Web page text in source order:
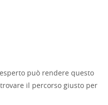
può rendere questo
il percorso giusto per